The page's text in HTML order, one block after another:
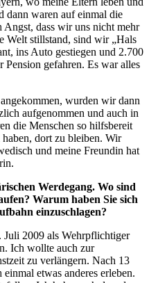
dann waren auf einmal die
Angst, dass wir uns nicht mehr
Welt stillstand, sind wir „Hals
ins Auto gestiegen und 2.700
gefahren. Es war alles
wurden wir dann
aufgenommen und auch in
die Menschen so hilfsbereit
dort zu bleiben. Wir
und meine Freundin hat
Werdegang. Wo sind
Warum haben Sie sich
einzuschlagen?
2009 als Wehrpflichtiger
Ich wollte auch zur
zu verlängern. Nach 13
etwas anderes erleben.